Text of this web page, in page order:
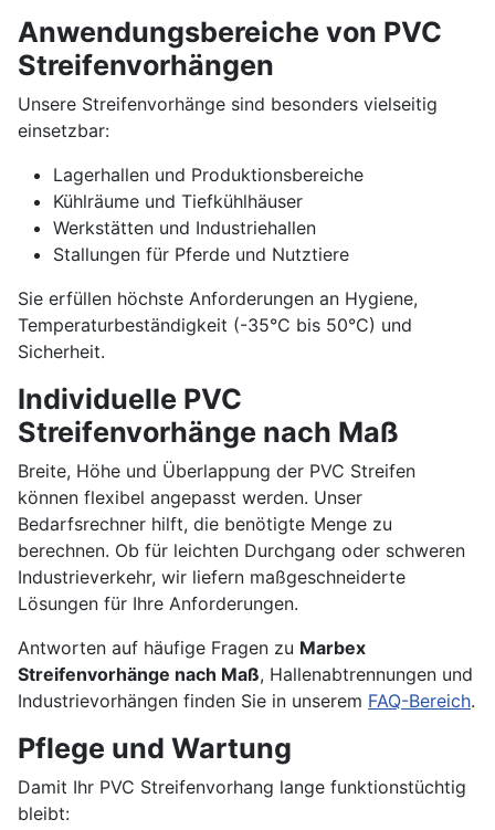
Anwendungsbereiche von PVC
Streifenvorhängen
Unsere Streifenvorhänge sind besonders vielseitig
einsetzbar:
Lagerhallen und Produktionsbereiche
Kühlräume und Tiefkühlhäuser
Werkstätten und Industriehallen
Stallungen für Pferde und Nutztiere
Sie erfüllen höchste Anforderungen an Hygiene,
Temperaturbeständigkeit (-35°C bis 50°C) und
Sicherheit.
Individuelle PVC
Streifenvorhänge nach Maß
Breite, Höhe und Überlappung der PVC Streifen
können flexibel angepasst werden. Unser
Bedarfsrechner hilft, die benötigte Menge zu
berechnen. Ob für leichten Durchgang oder schweren
Industrieverkehr, wir liefern maßgeschneiderte
Lösungen für Ihre Anforderungen.
Antworten auf häufige Fragen zu Marbex
Streifenvorhänge nach Maß, Hallenabtrennungen und
Industrievorhängen finden Sie in unserem FAQ-Bereich.
Pflege und Wartung
Damit Ihr PVC Streifenvorhang lange funktionstüchtig
bleibt: